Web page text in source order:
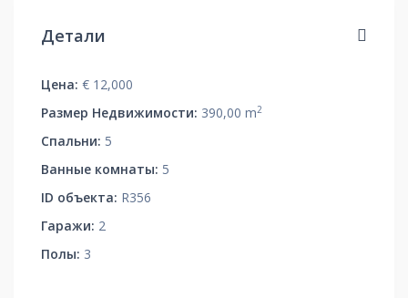
Детали
Цена: € 12,000
Размер Недвижимости: 390,00 m2
Спальни: 5
Ванные комнаты: 5
ID объекта: R356
Гаражи: 2
Полы: 3